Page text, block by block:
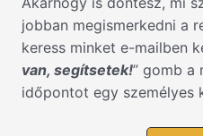
jobban megismerkedni a
keress minket e-mailben
van, segítsetek!” gomb a
időpontot egy személyes